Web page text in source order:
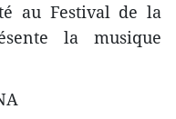
au Festival​ de la
la musique